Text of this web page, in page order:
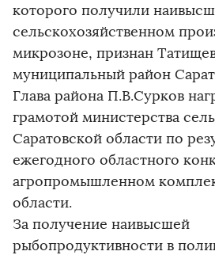
которого получили
сельскохозяйственном
микрозоне, признан
муниципальный район
Глава района П.В.Сурков
грамотой министерства
Саратовской области по
ежегодного областного
агропромышленном
области.
За получение наивысшей
рыбопродуктивности в